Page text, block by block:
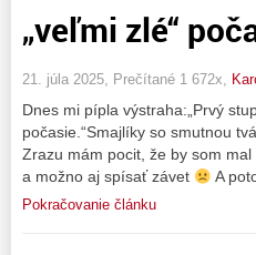
„veľmi zlé“
21. júla 2025, Prečítané 1 672x,
Dnes mi pípla výstraha:„Prvý
počasie.“Smajlíky so smutnou
Zrazu mám pocit, že by som
a možno aj spísať závet
A
Pokračovanie článku